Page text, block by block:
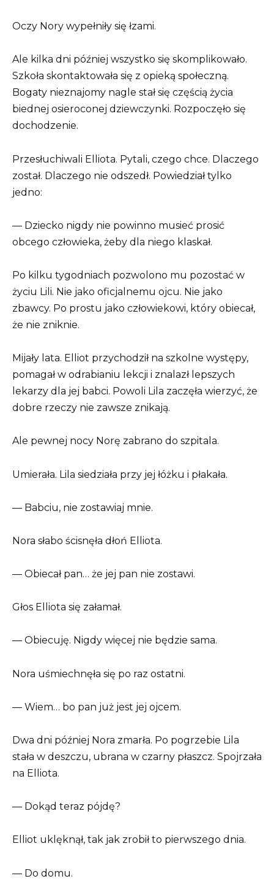
Oczy Nory wypełniły się łzami.
Ale kilka dni później wszystko się skomplikowało.
Szkoła skontaktowała się z opieką społeczną.
Bogaty nieznajomy nagle stał się częścią życia
biednej osieroconej dziewczynki. Rozpoczęło się
dochodzenie.
Przesłuchiwali Elliota. Pytali, czego chce. Dlaczego
został. Dlaczego nie odszedł. Powiedział tylko
jedno:
— Dziecko nigdy nie powinno musieć prosić
obcego człowieka, żeby dla niego klaskał.
Po kilku tygodniach pozwolono mu pozostać w
życiu Lili. Nie jako oficjalnemu ojcu. Nie jako
zbawcy. Po prostu jako człowiekowi, który obiecał,
że nie zniknie.
Mijały lata. Elliot przychodził na szkolne występy,
pomagał w odrabianiu lekcji i znalazł lepszych
lekarzy dla jej babci. Powoli Lila zaczęła wierzyć, że
dobre rzeczy nie zawsze znikają.
Ale pewnej nocy Norę zabrano do szpitala.
Umierała. Lila siedziała przy jej łóżku i płakała.
— Babciu, nie zostawiaj mnie.
Nora słabo ścisnęła dłoń Elliota.
— Obiecał pan… że jej pan nie zostawi.
Głos Elliota się załamał.
— Obiecuję. Nigdy więcej nie będzie sama.
Nora uśmiechnęła się po raz ostatni.
— Wiem… bo pan już jest jej ojcem.
Dwa dni później Nora zmarła. Po pogrzebie Lila
stała w deszczu, ubrana w czarny płaszcz. Spojrzała
na Elliota.
— Dokąd teraz pójdę?
Elliot uklęknął, tak jak zrobił to pierwszego dnia.
— Do domu.